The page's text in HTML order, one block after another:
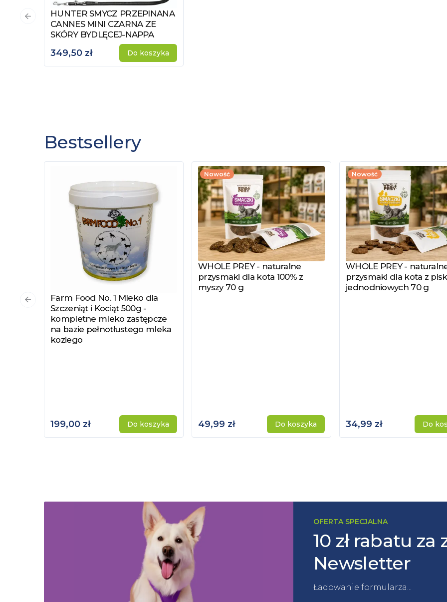
Zobacz produkt
HUNTER SMYCZ PRZEPINANA
CANNES MINI CZARNA ZE
SKÓRY BYDLĘCEJ-NAPPA
349,50 zł Do koszyka
Poprzedni slajd
Bestsellery
Zobacz produkt
Farm Food No. 1 Mleko dla
Szczeniąt i Kociąt 500g -
kompletne mleko zastępcze
na bazie pełnotłustego mleka
koziego
199,00 zł Do koszyka
Nowość
Zobacz produkt
WHOLE PREY - naturalne
przysmaki dla kota 100% z
myszy 70 g
49,99 zł Do koszyka
Nowość
Zobacz produkt
WHOLE PREY -
przysmaki dla kota z
jednodniowych 70 g
34,99 zł Do
Poprzedni slajd
OFERTA SPECJALNA
10 zł rabatu
Newsletter
Ładowanie formularza...